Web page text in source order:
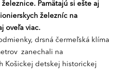
Pamätajú si ešte aj
železníc na
oveľa viac.
drsná čermeľská klíma
zanechali na
Košickej detskej historickej